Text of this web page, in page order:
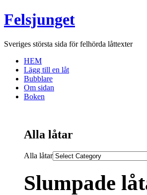
Felsjunget
Sveriges största sida för felhörda låttexter
HEM
Lägg till en låt
Bubblare
Om sidan
Boken
Alla låtar
Alla låtar
Slumpade